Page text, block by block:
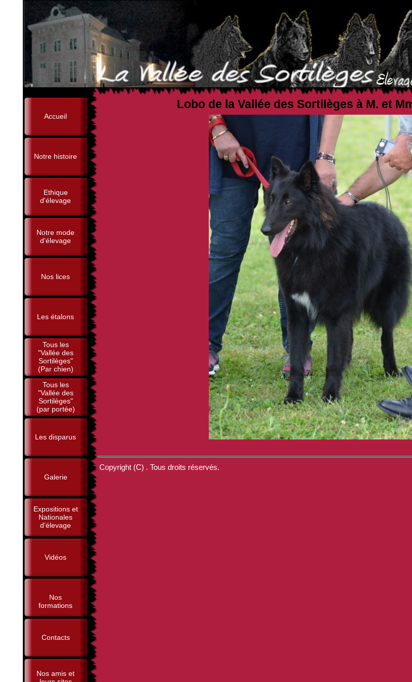
Accueil
Notre histoire
Ethique
d'élevage
Notre mode
d'élevage
Nos lices
Les étalons
Tous les
"Vallée des
Sortilèges"
(Par chien)
Tous les
"Vallée des
Sortilèges"
(par portée)
Les disparus
Galerie
Expositions et
Nationales
d'élevage
Vidéos
Nos
formations
Contacts
Nos amis et
Lobo de la Vallée des Sortilèges à M. et
Copyright (C) . Tous droits réservés.